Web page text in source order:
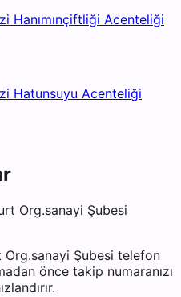
Hanımınçiftliği Acenteliği
Hatunsuyu Acenteliği
Org.sanayi Şubesi
Şubesi telefon
önce takip numaranızı